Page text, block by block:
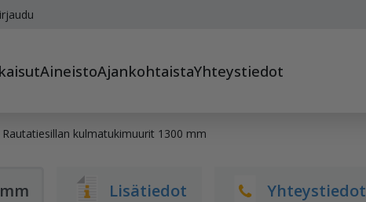
AineistoAjankohtaistaYhteystiedot
Rautatiesillan kulmatukimuurit 1300 mm
Lisätiedot Yhteystiedot